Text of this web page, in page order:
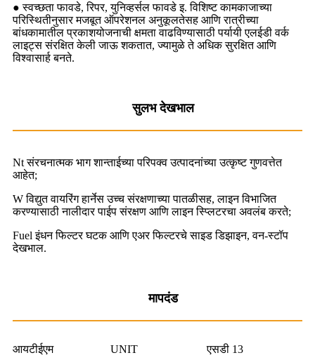
● स्वच्छता फावडे, रिपर, युनिव्हर्सल फावडे इ. विशिष्ट कामकाजाच्या
परिस्थितीनुसार मजबूत ऑपरेशनल अनुकूलतेसह आणि रात्रीच्या
बांधकामातील प्रकाशयोजनाची क्षमता वाढविण्यासाठी पर्यायी एलईडी वर्क
लाइट्स संरक्षित केली जाऊ शकतात, ज्यामुळे ते अधिक सुरक्षित आणि
विश्वासार्ह बनते.
सुलभ देखभाल
Nt संरचनात्मक भाग शान्ताईच्या परिपक्व उत्पादनांच्या उत्कृष्ट गुणवत्तेत
आहेत;
W विद्युत वायरिंग हार्नेस उच्च संरक्षणाच्या पातळीसह, लाइन विभाजित
करण्यासाठी नालीदार पाईप संरक्षण आणि लाइन स्प्लिटरचा अवलंब करते;
Fuel इंधन फिल्टर घटक आणि एअर फिल्टरचे साइड डिझाइन, वन-स्टॉप
देखभाल.
मापदंड
आयटीईएम UNIT
एसडी 13